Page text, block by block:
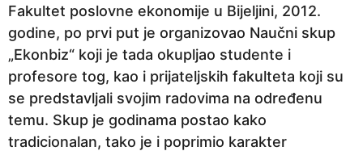
p
r
Fakultet poslovne ekonomije u Bijeljini, 2012.
godine, po prvi put je organizovao Naučni skup
„Ekonbiz“ koji je tada okupljao studente i
profesore tog, kao i prijateljskih fakulteta koji su
se predstavljali svojim radovima na određenu
temu. Skup je godinama postao kako
tradicionalan, tako je i poprimio karakter